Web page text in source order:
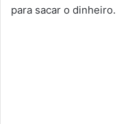
para sacar o dinheiro.